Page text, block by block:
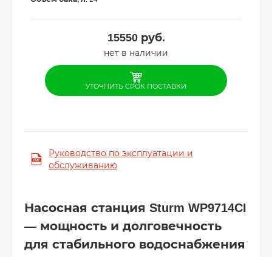
15550руб.
нет в наличии
УТОЧНИТЬ СРОК ПОСТАВКИ
Руководство по эксплуатации и
обслуживанию
Насосная станция Sturm WP9714CI
— мощность и долговечность
для стабильного водоснабжения